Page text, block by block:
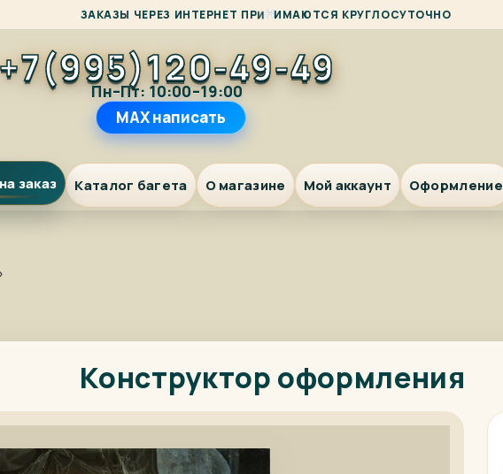
ЗАКАЗЫ ЧЕРЕЗ ИНТЕРНЕТ ПРИНИМАЮТСЯ КРУГЛОСУТОЧНО
+7(995)120-49-49
Пн–Пт: 10:00–19:00
MAX написать
заказ Каталог багета О магазине Мой аккаунт Оформление
Конструктор оформления